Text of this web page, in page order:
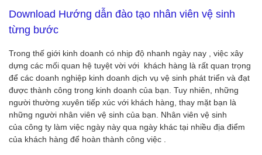
Download Hướng dẫn đào tạo nhân viên vệ sinh
từng bước
Trong thế giới kinh doanh có nhịp độ nhanh ngày nay , việc xây
dựng các mối quan hệ tuyệt vời với khách hàng là rất quan trọng
để các doanh nghiệp kinh doanh dịch vụ vệ sinh phát triển và đạt
được thành công trong kinh doanh của bạn. Tuy nhiên, những
người thường xuyên tiếp xúc với khách hàng, thay mặt bạn là
những người nhân viên vệ sinh của bạn. Nhân viên vệ sinh
của công ty làm việc ngày này qua ngày khác tại nhiều địa điểm
của khách hàng để hoàn thành công việc .